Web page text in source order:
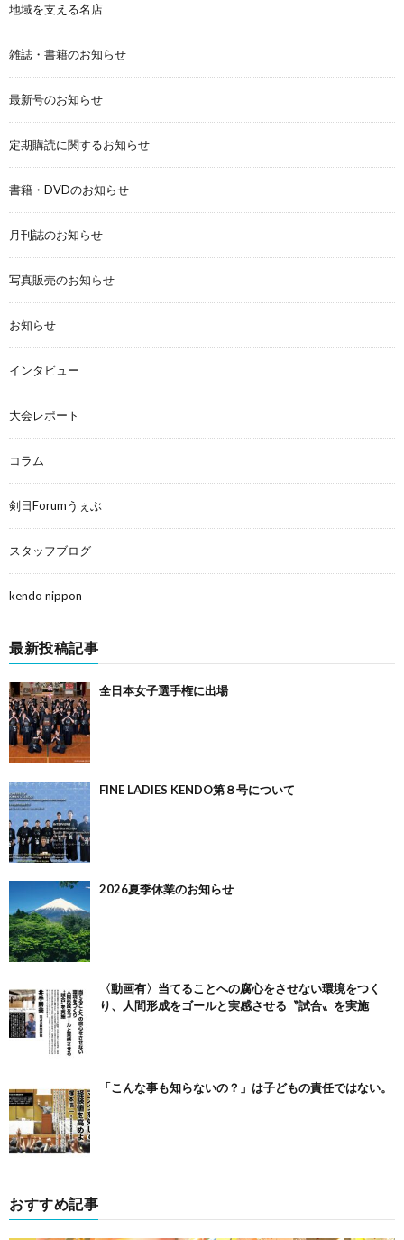
地域を支える名店
雑誌・書籍のお知らせ
最新号のお知らせ
定期購読に関するお知らせ
書籍・DVDのお知らせ
月刊誌のお知らせ
写真販売のお知らせ
お知らせ
インタビュー
大会レポート
コラム
剣日Forumうぇぶ
スタッフブログ
kendo nippon
最新投稿記事
全日本女子選手権に出場
FINE LADIES KENDO第８号について
2026夏季休業のお知らせ
〈動画有〉当てることへの腐心をさせない環境をつく
り、人間形成をゴールと実感させる〝試合〟を実施
「こんな事も知らないの？」は子どもの責任ではない。
おすすめ記事